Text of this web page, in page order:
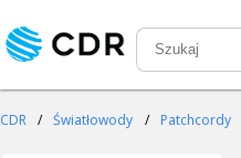
CDR / Światłowody / Patchcordy